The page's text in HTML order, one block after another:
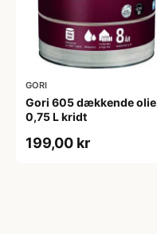
GORI
Gori 605 dækkende olie
0,75 L kridt
199,00 kr